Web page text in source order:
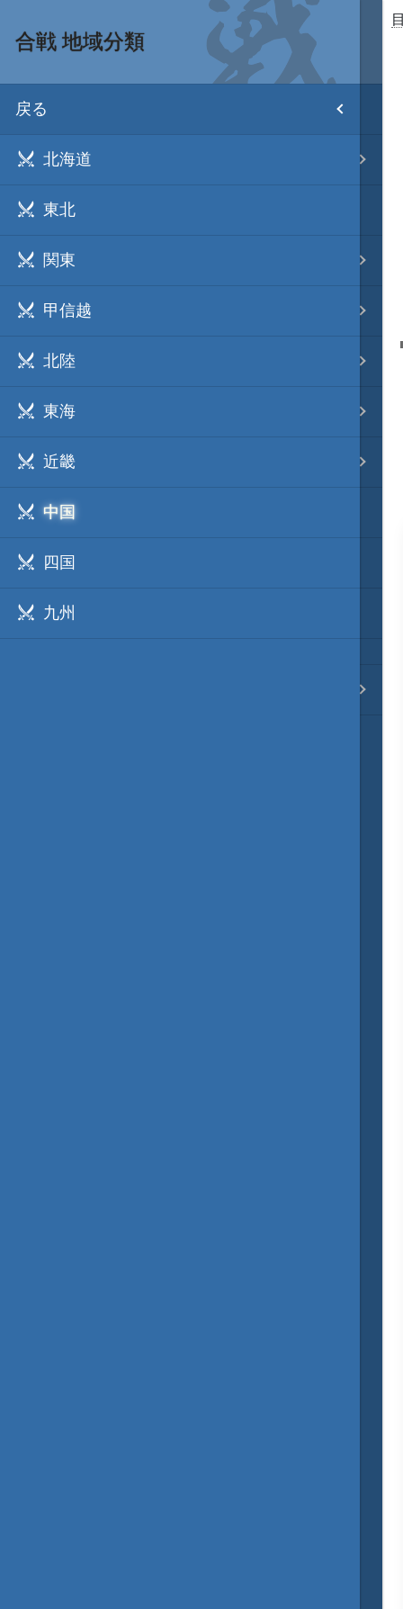
目次
武将 読み一覧
姫 読み一覧
家宝 分類一覧
城 地域分類
合戦 地域分類
合戦 地域分類
戻る
北海道
東北
関東
甲信越
北陸
東海
近畿
中国
四国
九州
事変 地域分類
逸話 分類一覧
戦国ニュース
寺社・城・庭園ニュース
信長の野望ニュース